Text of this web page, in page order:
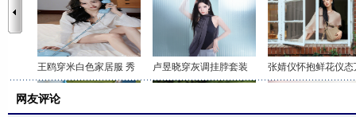
王鸥穿米白色家居服 秀 卢昱晓穿灰调挂脖套装 张婧仪怀抱鲜花仪态
网友评论